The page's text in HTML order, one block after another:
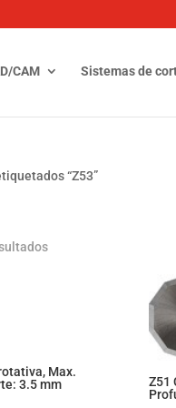
CAM Sistemas de
“Z53”
Max.
3.5 mm
Z51